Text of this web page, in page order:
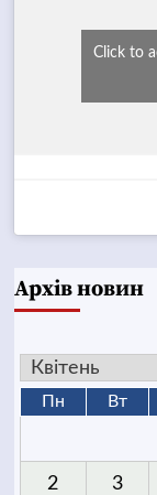
Click to
Архів новин
Пн Вт
2 3